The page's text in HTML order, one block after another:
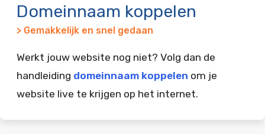
Domeinnaam koppelen
> Gemakkelijk en snel gedaan
Werkt jouw website nog niet? Volg dan de
handleiding domeinnaam koppelen om je
website live te krijgen op het internet.